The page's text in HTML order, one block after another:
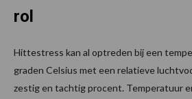
rol
Hittestress kan al optreden bij een
graden Celsius met een relatieve
zestig en tachtig procent. Temperatuur